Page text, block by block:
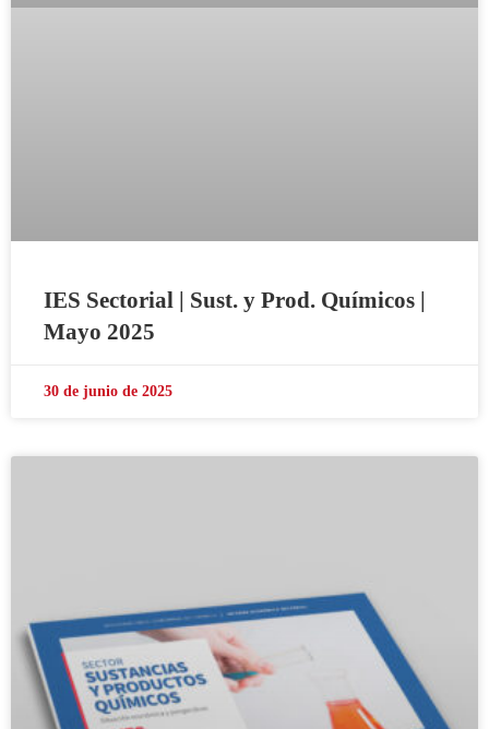
IES Sectorial | Sust. y Prod. Químicos |
Mayo 2025
30 de junio de 2025